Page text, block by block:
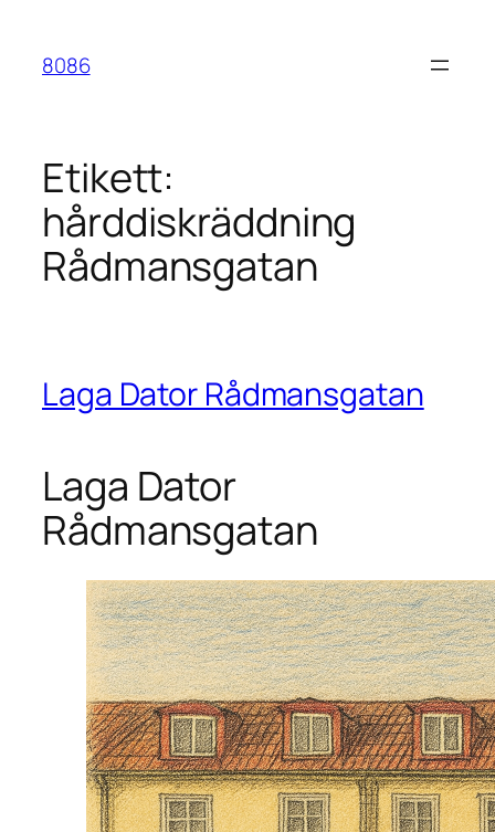
innehåll
8086
Etikett:
hårddiskräddning
Rådmansgatan
Laga Dator Rådmansgatan
Laga Dator
Rådmansgatan